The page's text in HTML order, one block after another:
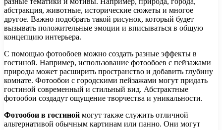
абстракция, животные, исторические сюжеты и многое
другое. Важно подобрать такой рисунок, который будет
вызывать положительные эмоции и вписываться в общую
концепцию интерьера.
С помощью фотообоев можно создать разные эффекты в
гостиной. Например, использование фотообоев с пейзажами
природы может расширить пространство и добавить глубину
комнате. Фотообои с городскими пейзажами могут придать
гостиной современный и стильный вид. Абстрактные
фотообои создадут ощущение творчества и уникальности.
Фотообои в гостиной могут также служить отличной
альтернативой обычным картинам или панно. Они могут